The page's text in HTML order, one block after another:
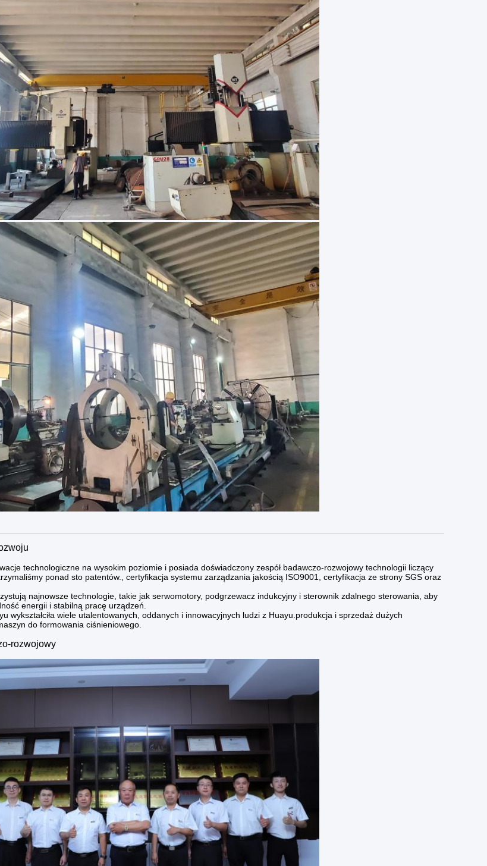
technologiczne na wysokim poziomie i posiada doświadczony zespół badawczo-rozwojowy technologii liczący
ponad sto patentów., certyfikacja systemu zarządzania jakością ISO9001, certyfikacja ze strony SGS oraz
najnowsze technologie, takie jak serwomotory, podgrzewacz indukcyjny i sterownik zdalnego sterowania, aby
energii i stabilną pracę urządzeń.
wykształciła wiele utalentowanych, oddanych i innowacyjnych ludzi z Huayu.produkcja i sprzedaż dużych
do formowania ciśnieniowego.
rozwojowy